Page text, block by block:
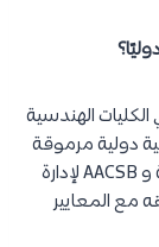
الهندسية
دولية مرموقة
من هيئات عالمية متخصصة (مثل ABET للهندسة و AACSB لإدارة
مع المعايير